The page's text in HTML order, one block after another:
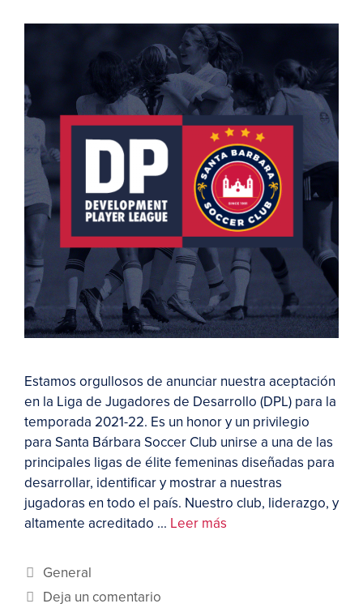
Estamos orgullosos de anunciar nuestra aceptación
en la Liga de Jugadores de Desarrollo (DPL) para la
temporada 2021-22. Es un honor y un privilegio
para Santa Bárbara Soccer Club unirse a una de las
principales ligas de élite femeninas diseñadas para
desarrollar, identificar y mostrar a nuestras
jugadoras en todo el país. Nuestro club, liderazgo, y
altamente acreditado ... Leer más
General
Deja un comentario